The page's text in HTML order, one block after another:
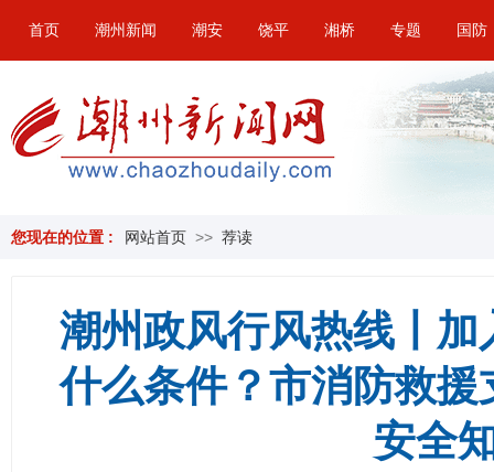
首页 潮州新闻 潮安 饶平 湘桥 专题 国防
您现在的位置 : 网站首页 >> 荐读
潮州政风行风热线丨
什么条件？市消防救
安全